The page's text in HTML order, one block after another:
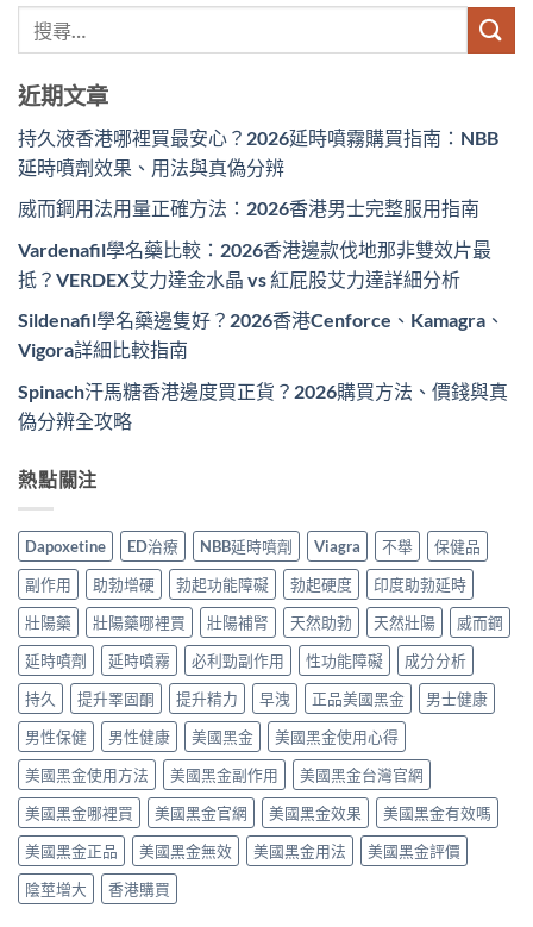
近期文章
持久液香港哪裡買最安心？2026延時噴霧購買指南：NBB
延時噴劑效果、用法與真偽分辨
威而鋼用法用量正確方法：2026香港男士完整服用指南
Vardenafil學名藥比較：2026香港邊款伐地那非雙效片最
抵？VERDEX艾力達金水晶 vs 紅屁股艾力達詳細分析
Sildenafil學名藥邊隻好？2026香港Cenforce、Kamagra、
Vigora詳細比較指南
Spinach汗馬糖香港邊度買正貨？2026購買方法、價錢與真
偽分辨全攻略
熱點關注
Dapoxetine ED治療 NBB延時噴劑 Viagra 不舉
保健品
副作用
助勃增硬 勃起功能障礙 勃起硬度
印度助勃延時
壯陽藥
壯陽藥哪裡買 壯陽補腎 天然助勃 天然壯陽
威而鋼
延時噴劑
延時噴霧 必利勁副作用 性功能障礙
成分分析
持久
提升睪固酮 提升精力 早洩 正品美國黑金
男士健康
男性保健
男性健康 美國黑金
美國黑金使用心得
美國黑金使用方法
美國黑金副作用
美國黑金台灣官網
美國黑金哪裡買
美國黑金官網 美國黑金效果
美國黑金有效嗎
美國黑金正品
美國黑金無效 美國黑金用法
美國黑金評價
陰莖增大
香港購買